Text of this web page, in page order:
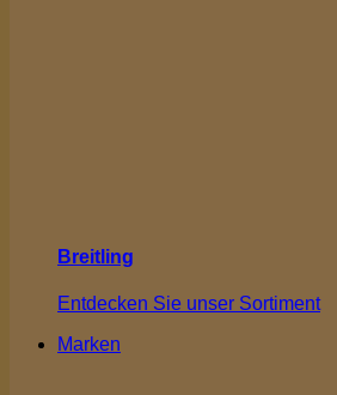
Breitling
Entdecken Sie unser Sortiment
Marken